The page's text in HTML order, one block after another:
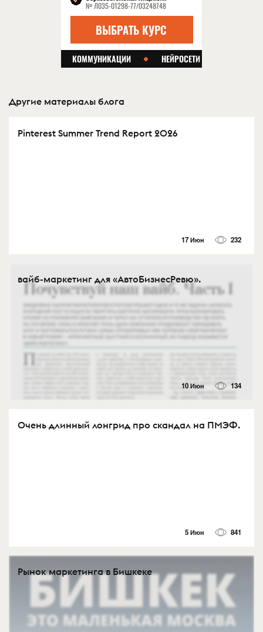
Другие материалы блога
Pinterest Summer Trend Report 2026
17 Июн 232
вайб-маркетинг для «АвтоБизнесРевю».
10 Июн 134
Очень длинный лонгрид про скандал на ПМЭФ.
5 Июн 841
Рынок маркетинга в Бишкеке